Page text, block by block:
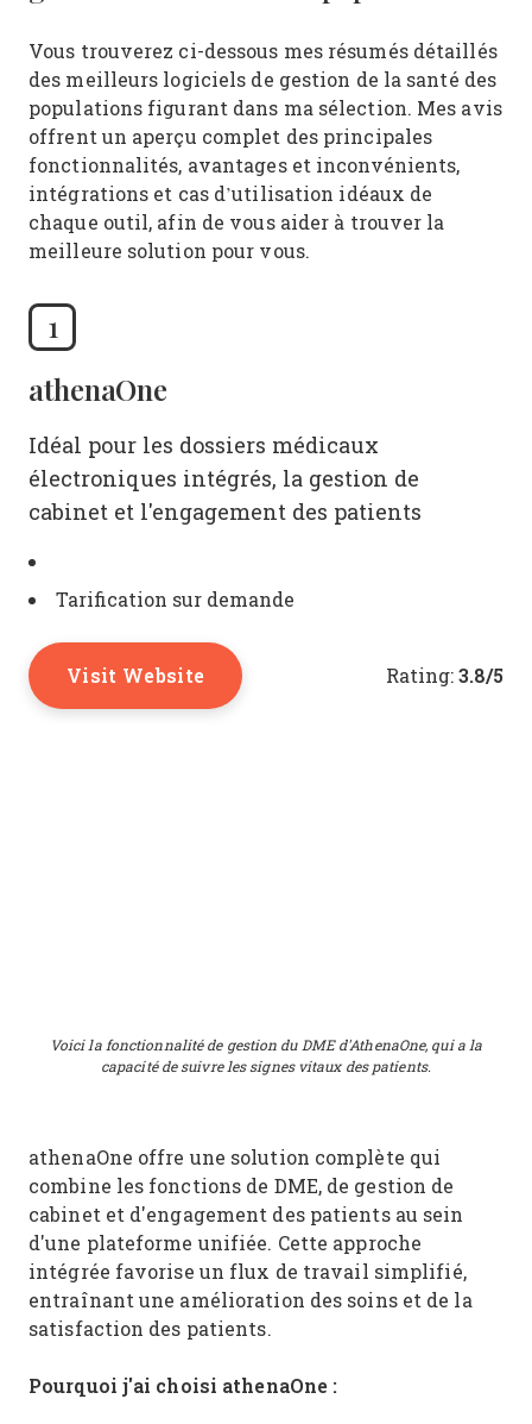
Vous trouverez ci-dessous mes résumés détaillés
des meilleurs logiciels de gestion de la santé des
populations figurant dans ma sélection. Mes avis
offrent un aperçu complet des principales
fonctionnalités, avantages et inconvénients,
intégrations et cas d’utilisation idéaux de
chaque outil, afin de vous aider à trouver la
meilleure solution pour vous.
1
athenaOne
Idéal pour les dossiers médicaux
électroniques intégrés, la gestion de
cabinet et l'engagement des patients
Tarification sur demande
Visit Website Rating:3.8/5
Voici la fonctionnalité de gestion du DME d'AthenaOne, qui a la
capacité de suivre les signes vitaux des patients.
athenaOne offre une solution complète qui
combine les fonctions de DME, de gestion de
cabinet et d'engagement des patients au sein
d'une plateforme unifiée. Cette approche
intégrée favorise un flux de travail simplifié,
entraînant une amélioration des soins et de la
satisfaction des patients.
Pourquoi j'ai choisi athenaOne :